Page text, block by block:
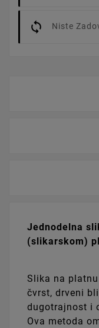
Niste
Jednodelna
(slikarskom)
Slika na
čvrst, drveni
dugotrajnost i
Ova metoda